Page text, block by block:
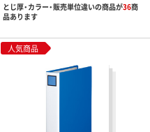
とじ厚・カラー・販売単位違いの商品が36商
品あります
人気商品